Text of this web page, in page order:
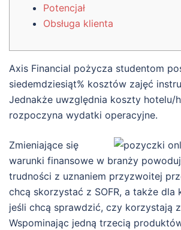
Potencjał
Obsługa klienta
Axis Financial pożycza studentom
siedemdziesiąt% kosztów zajęć
Jednakże uwzględnia koszty hotelu/
rozpoczyna wydatki operacyjne.
Zmieniające się
warunki finansowe w branży
trudności z uznaniem przyzwoitej
chcą skorzystać z SOFR, a także dla
jeśli chcą sprawdzić, czy korzystają
Wspominając jedną trzecią